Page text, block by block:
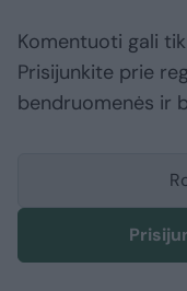
Komentuoti gali
Prisijunkite prie
bendruomenės ir